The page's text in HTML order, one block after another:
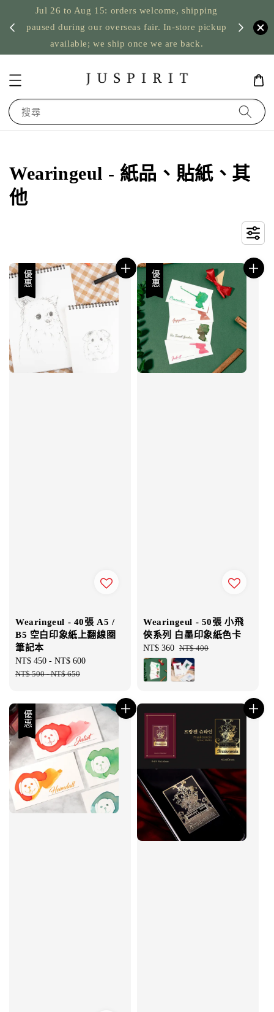
Jul 26 to Aug 15: orders welcome, shipping
paused during our overseas fair. In-store pickup
available; we ship once we are back.
US
搜尋
Wearingeul - 紙品、貼紙、其
他
優惠
Wearingeul - 40張 A5 /
B5 空白印象紙上翻線圈
筆記本
Sale
price
NT$ 450 - NT$ 600
NT$ 500-NT$ 650
優惠
Wearingeul - 50張 小飛
俠系列 白墨印象紙色卡
Sale
price
NT$ 360 Regular
price
NT$ 400
優惠